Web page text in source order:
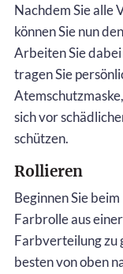
Nachdem Sie alle
können Sie nun
Arbeiten Sie
tragen Sie
sich vor
schützen.
Rollieren
Beginnen Sie
Farbrolle aus
Farbverteilung zu
besten von oben